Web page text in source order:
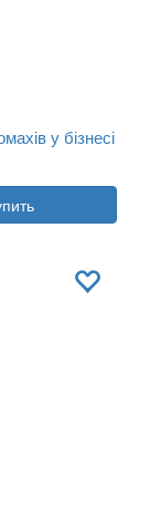
у бізнесі